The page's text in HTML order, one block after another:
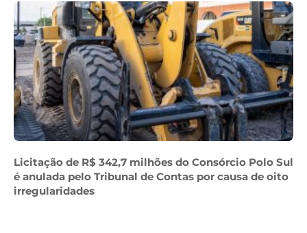
Licitação de R$ 342,7 milhões do Consórcio Polo Sul
é anulada pelo Tribunal de Contas por causa de oito
irregularidades